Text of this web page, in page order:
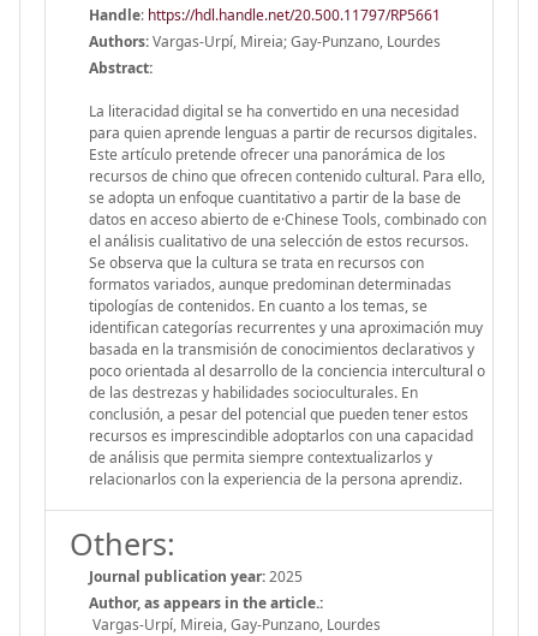
Handle: https://hdl.handle.net/20.500.11797/RP5661
Authors:Vargas-Urpí, Mireia; Gay-Punzano, Lourdes
Abstract:
La literacidad digital se ha convertido en una necesidad
para quien aprende lenguas a partir de recursos digitales.
Este artículo pretende ofrecer una panorámica de los
recursos de chino que ofrecen contenido cultural. Para ello,
se adopta un enfoque cuantitativo a partir de la base de
datos en acceso abierto de e·Chinese Tools, combinado con
el análisis cualitativo de una selección de estos recursos.
Se observa que la cultura se trata en recursos con
formatos variados, aunque predominan determinadas
tipologías de contenidos. En cuanto a los temas, se
identifican categorías recurrentes y una aproximación muy
basada en la transmisión de conocimientos declarativos y
poco orientada al desarrollo de la conciencia intercultural o
de las destrezas y habilidades socioculturales. En
conclusión, a pesar del potencial que pueden tener estos
recursos es imprescindible adoptarlos con una capacidad
de análisis que permita siempre contextualizarlos y
relacionarlos con la experiencia de la persona aprendiz.
Others:
Journal publication year:2025
Author, as appears in the article.:
Vargas-Urpí, Mireia, Gay-Punzano, Lourdes